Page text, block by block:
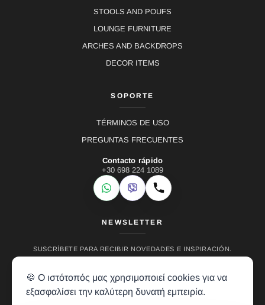
STOOLS AND POUFS
LOUNGE FURNITURE
ARCHES AND BACKDROPS
DECOR ITEMS
SOPORTE
TÉRMINOS DE USO
PREGUNTAS FRECUENTES
Contacto rápido
+30 698 224 1089
WhatsApp
Viber Llamar
NEWSLETTER
SUSCRÍBETE PARA RECIBIR NOVEDADES E INSPIRACIÓN.
🍪 Ο ιστότοπός μας χρησιμοποιεί cookies για να
εξασφαλίσει την καλύτερη δυνατή εμπειρία.